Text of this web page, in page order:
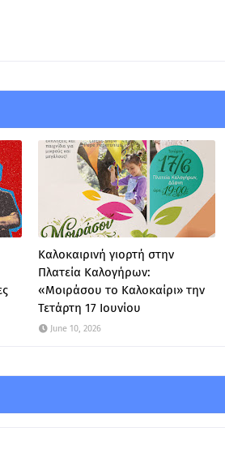
Καλοκαιρινή γιορτή στην
Πλατεία Καλογήρων:
«Μοιράσου το Καλοκαίρι» την
Τετάρτη 17 Ιουνίου
June 10, 2026